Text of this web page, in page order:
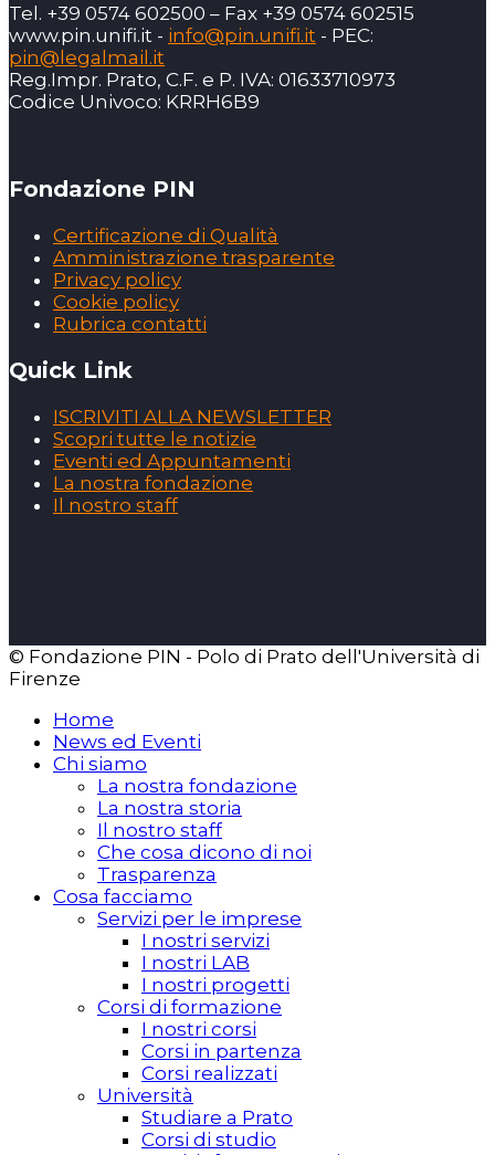
Tel. +39 0574 602500 – Fax +39 0574 602515
www.pin.unifi.it - info@pin.unifi.it - PEC:
pin@legalmail.it
Reg.Impr. Prato, C.F. e P. IVA: 01633710973
Codice Univoco: KRRH6B9
Fondazione PIN
Certificazione di Qualità
Amministrazione trasparente
Privacy policy
Cookie policy
Rubrica contatti
Quick Link
ISCRIVITI ALLA NEWSLETTER
Scopri tutte le notizie
Eventi ed Appuntamenti
La nostra fondazione
Il nostro staff
© Fondazione PIN - Polo di Prato dell'Università di
Firenze
Home
News ed Eventi
Chi siamo
La nostra fondazione
La nostra storia
Il nostro staff
Che cosa dicono di noi
Trasparenza
Cosa facciamo
Servizi per le imprese
I nostri servizi
I nostri LAB
I nostri progetti
Corsi di formazione
I nostri corsi
Corsi in partenza
Corsi realizzati
Università
Studiare a Prato
Corsi di studio